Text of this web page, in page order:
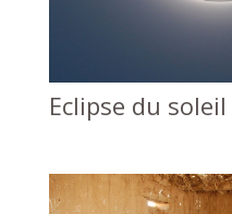
Eclipse du soleil